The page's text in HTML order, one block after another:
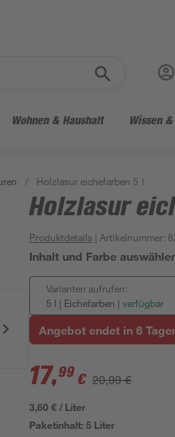
Wohnen & Haushalt Wissen
/ Holzlasur eichefarben 5 l
Holzlasur
Produktdetails | Artikelnummer:
Inhalt und Farbe
Varianten aufrufen:
5 l | Eichefarben | verfügbar
Angebot endet in 6
17,99 € 20,99 €
3,60 € / Liter
Paketinhalt:5 Liter